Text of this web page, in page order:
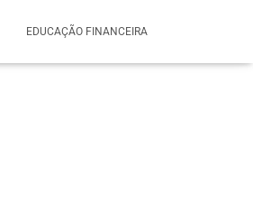
EDUCAÇÃO FINANCEIRA